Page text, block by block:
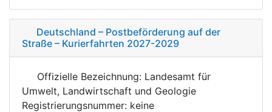
Deutschland – Postbeförderung auf der
Straße – Kurierfahrten 2027-2029
Offizielle Bezeichnung: Landesamt für
Umwelt, Landwirtschaft und Geologie
Registrierungsnummer: keine